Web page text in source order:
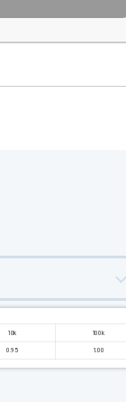
10k 100k
0.95 1.00